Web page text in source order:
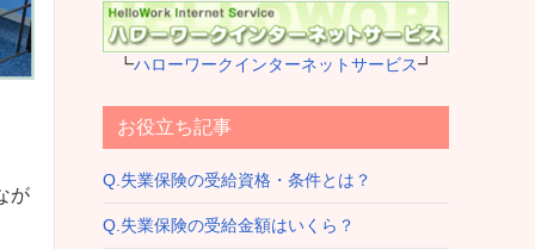
が
┗ハローワークインターネットサービス┛
お役立ち記事
Q.失業保険の受給資格・条件とは？
Q.失業保険の受給金額はいくら？